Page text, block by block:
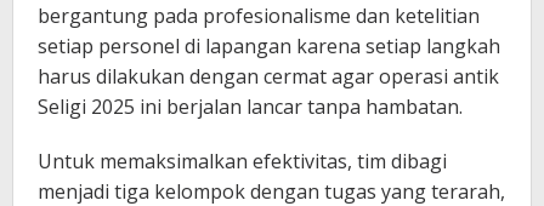
bergantung pada profesionalisme dan ketelitian
setiap personel di lapangan karena setiap langkah
harus dilakukan dengan cermat agar operasi antik
Seligi 2025 ini berjalan lancar tanpa hambatan.
Untuk memaksimalkan efektivitas, tim dibagi
menjadi tiga kelompok dengan tugas yang terarah,